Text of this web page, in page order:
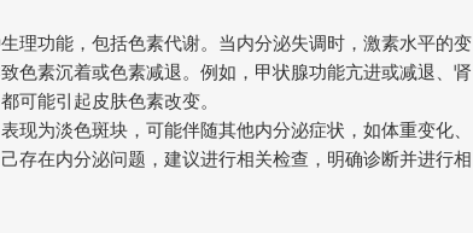
理功能，包括色素代谢。当内分泌失调时，激素水平的变
色素沉着或色素减退。例如，甲状腺功能亢进或减退、肾
可能引起皮肤色素改变。
现为淡色斑块，可能伴随其他内分泌症状，如体重变化、
存在内分泌问题，建议进行相关检查，明确诊断并进行相